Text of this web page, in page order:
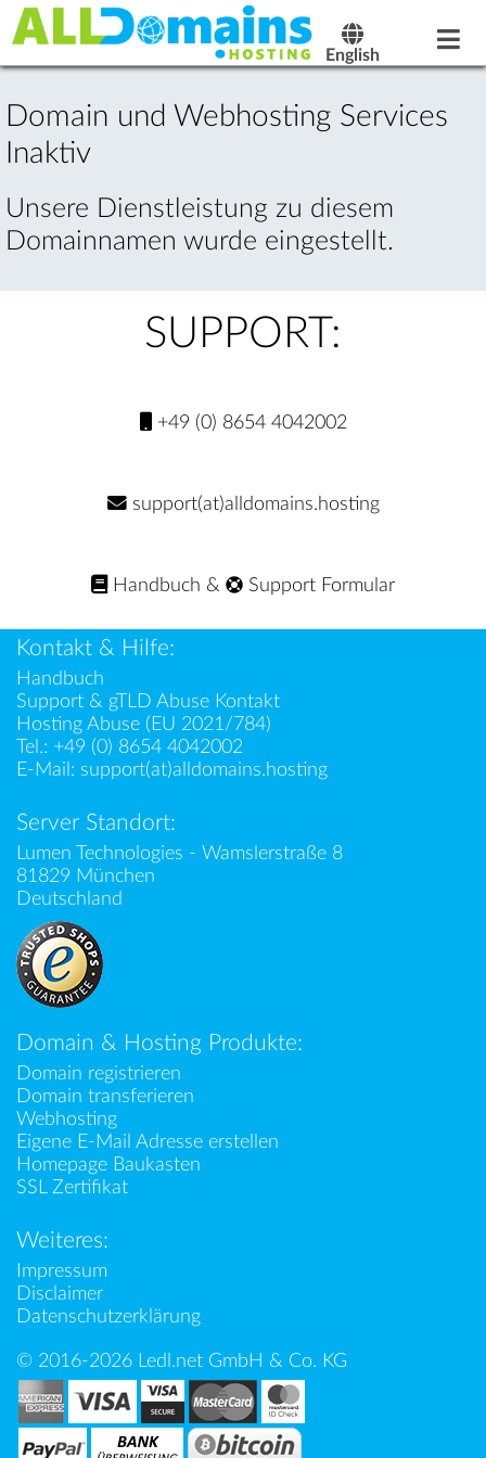
English
Domain und Webhosting Services
Inaktiv
Unsere Dienstleistung zu diesem
Domainnamen wurde eingestellt.
SUPPORT:
+49 (0) 8654 4042002
support(at)alldomains.hosting
Handbuch & Support Formular
Kontakt & Hilfe:
Handbuch
Support & gTLD Abuse Kontakt
Hosting Abuse (EU 2021/784)
Tel.: +49 (0) 8654 4042002
E-Mail: support(at)alldomains.hosting
Server Standort:
Lumen Technologies - Wamslerstraße 8
81829 München
Deutschland
Domain & Hosting Produkte:
Domain registrieren
Domain transferieren
Webhosting
Eigene E-Mail Adresse erstellen
Homepage Baukasten
SSL Zertifikat
Weiteres:
Impressum
Disclaimer
Datenschutzerklärung
© 2016-2026 Ledl.net GmbH & Co. KG